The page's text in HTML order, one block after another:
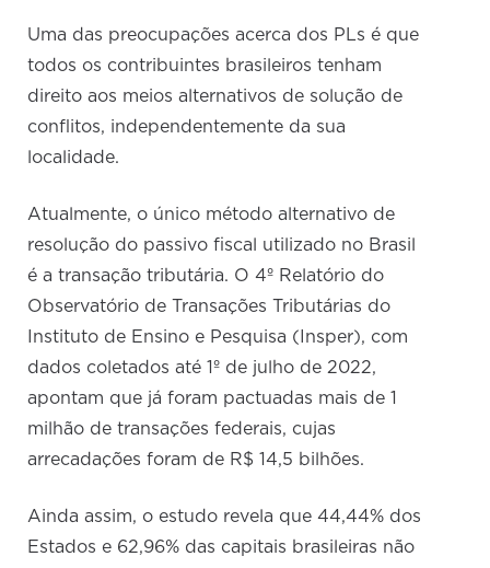
Uma das preocupações acerca dos PLs é que
todos os contribuintes brasileiros tenham
direito aos meios alternativos de solução de
conflitos, independentemente da sua
localidade.
Atualmente, o único método alternativo de
resolução do passivo fiscal utilizado no Brasil
é a transação tributária. O 4º Relatório do
Observatório de Transações Tributárias do
Instituto de Ensino e Pesquisa (Insper), com
dados coletados até 1º de julho de 2022,
apontam que já foram pactuadas mais de 1
milhão de transações federais, cujas
arrecadações foram de R$ 14,5 bilhões.
Ainda assim, o estudo revela que 44,44% dos
Estados e 62,96% das capitais brasileiras não